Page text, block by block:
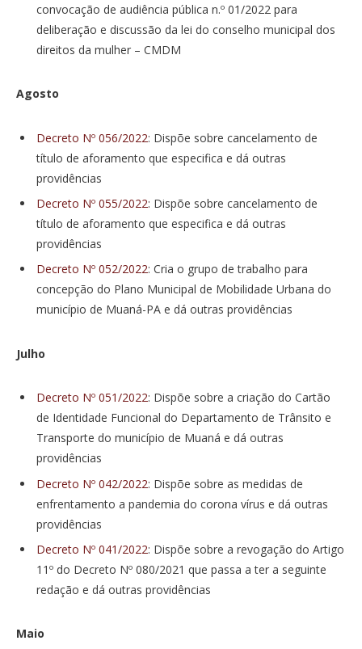
convocação de audiência pública n.º 01/2022 para
deliberação e discussão da lei do conselho municipal dos
direitos da mulher – CMDM
Agosto
Decreto Nº 056/2022: Dispõe sobre cancelamento de
título de aforamento que especifica e dá outras
providências
Decreto Nº 055/2022: Dispõe sobre cancelamento de
título de aforamento que especifica e dá outras
providências
Decreto Nº 052/2022: Cria o grupo de trabalho para
concepção do Plano Municipal de Mobilidade Urbana do
município de Muaná-PA e dá outras providências
Julho
Decreto Nº 051/2022: Dispõe sobre a criação do Cartão
de Identidade Funcional do Departamento de Trânsito e
Transporte do município de Muaná e dá outras
providências
Decreto Nº 042/2022: Dispõe sobre as medidas de
enfrentamento a pandemia do corona vírus e dá outras
providências
Decreto Nº 041/2022: Dispõe sobre a revogação do Artigo
11º do Decreto Nº 080/2021 que passa a ter a seguinte
redação e dá outras providências
Maio